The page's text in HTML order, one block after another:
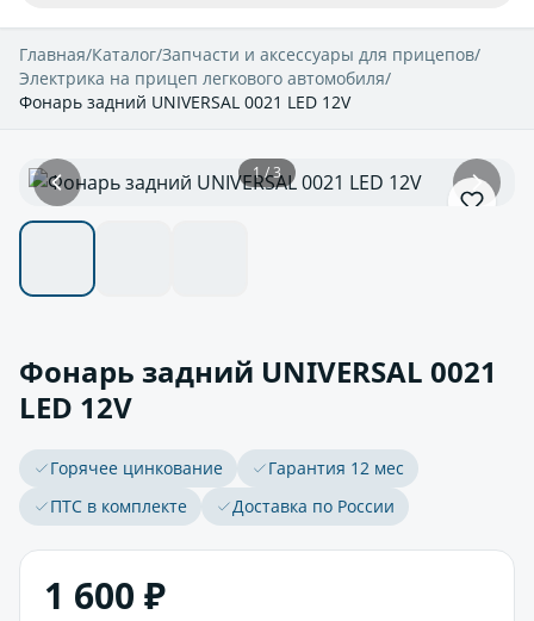
Главная/Каталог/Запчасти и аксессуары для прицепов/
Электрика на прицеп легкового автомобиля/
Фонарь задний UNIVERSAL 0021 LED 12V
1 / 3
Фонарь задний UNIVERSAL 0021
LED 12V
Горячее цинкование
Гарантия 12 мес
ПТС в комплекте
Доставка по России
1 600 ₽